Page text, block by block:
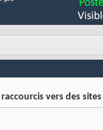
vers des sites